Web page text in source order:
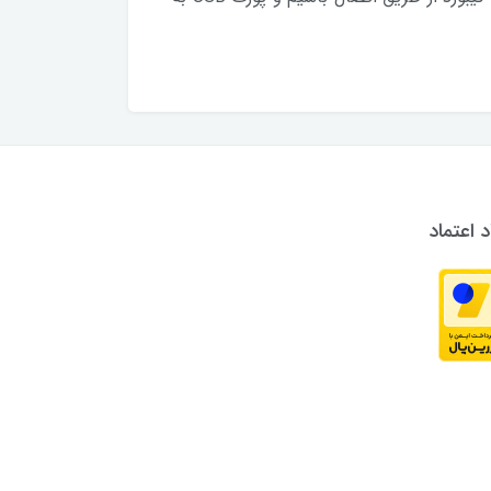
اعتماد